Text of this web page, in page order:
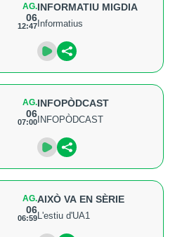
AG.
06
12:47
INFORMATIU MIGDIA
Informatius
AG.
06
07:00
INFOPÒDCAST
INFOPÒDCAST
AG.
06
06:59
AIXÒ VA EN SÈRIE
L'estiu d'UA1